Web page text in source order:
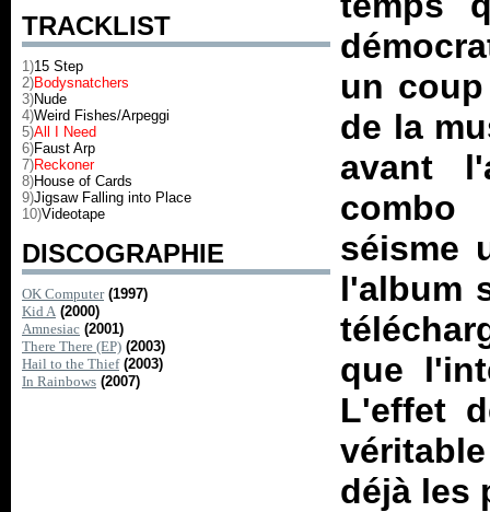
TRACKLIST
1)15 Step
2)Bodysnatchers
3)Nude
4)Weird Fishes/Arpeggi
5)All I Need
6)Faust Arp
7)Reckoner
8)House of Cards
9)Jigsaw Falling into Place
10)Videotape
DISCOGRAPHIE
OK Computer (1997)
Kid A (2000)
Amnesiac (2001)
There There (EP) (2003)
Hail to the Thief (2003)
In Rainbows (2007)
un
de la
avant
combo
séisme
l'album
que
L'effet
déjà les